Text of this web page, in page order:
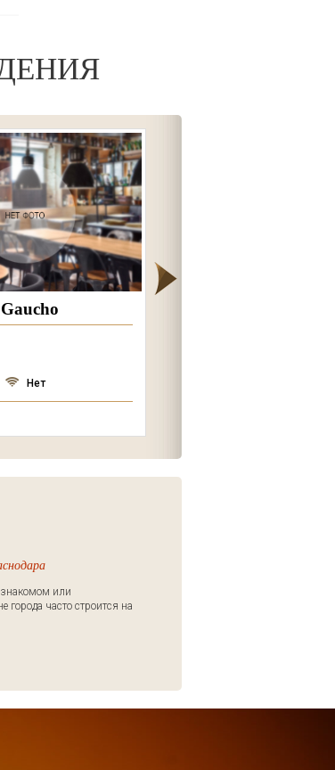
Нет
или
города часто строится на